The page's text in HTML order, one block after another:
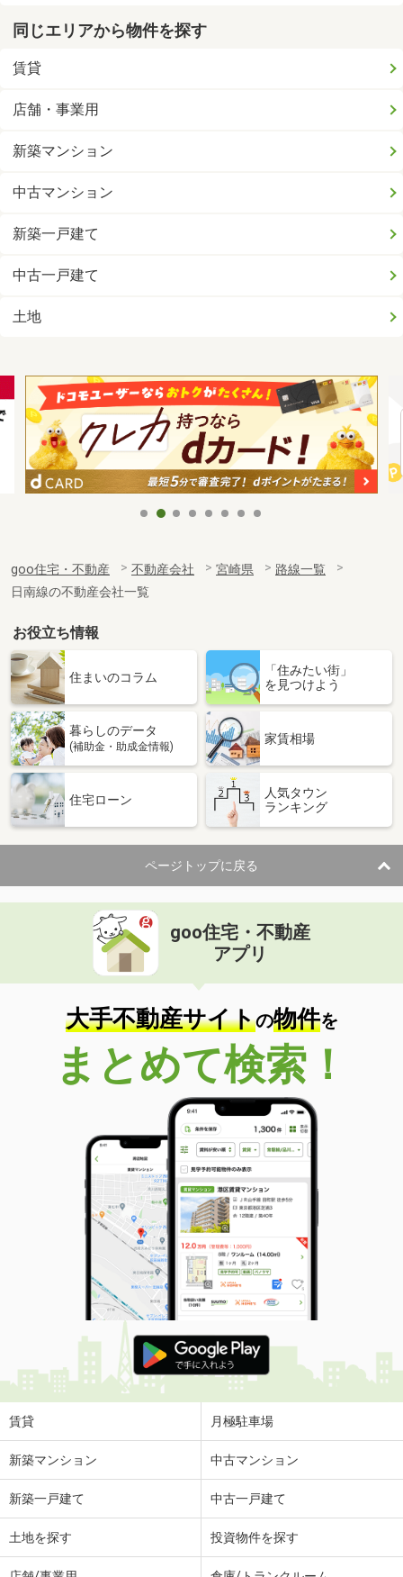
同じエリアから物件を探す
賃貸
店舗・事業用
新築マンション
中古マンション
新築一戸建て
中古一戸建て
土地
goo住宅・不動産 不動産会社 宮崎県
路線一覧
日南線の不動産会社一覧
お役立ち情報
住まいのコラム
「住みたい街」
を見つけよう
暮らしのデータ
(補助金・助成金情報)
家賃相場
住宅ローン
人気タウン
ランキング
ページトップに戻る
goo住宅・不動産
アプリ
大手不動産サイトの物件を
まとめて検索！
賃貸 月極駐車場
新築マンション 中古マンション
新築一戸建て 中古一戸建て
土地を探す 投資物件を探す